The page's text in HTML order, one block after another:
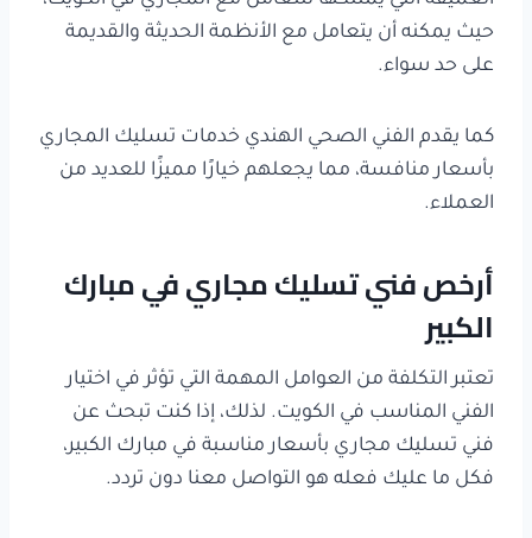
حيث يمكنه أن يتعامل مع الأنظمة الحديثة والقديمة
على حد سواء.
كما يقدم الفني الصحي الهندي خدمات تسليك المجاري
بأسعار منافسة، مما يجعلهم خيارًا مميزًا للعديد من
العملاء.
أرخص فني تسليك مجاري في مبارك
الكبير
تعتبر التكلفة من العوامل المهمة التي تؤثر في اختيار
الفني المناسب في الكويت. لذلك، إذا كنت تبحث عن
فني تسليك مجاري بأسعار مناسبة في مبارك الكبير،
فكل ما عليك فعله هو التواصل معنا دون تردد.